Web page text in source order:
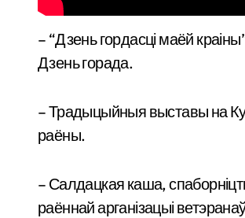
– “Дзень гордасці маёй краіны”. Маладзечанскі раён адзначыў Дзень незалежнасці рэспублiкi і
Дзень горада.
– Традыцыйныя выставы на
раёны.
– Салдацкая каша,
раённай арганізацыі